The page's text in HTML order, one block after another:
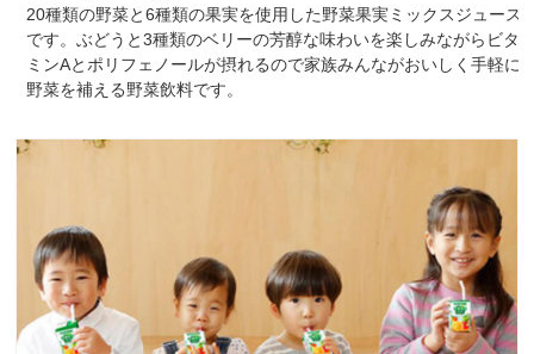
20種類の野菜と6種類の果実を使用した野菜果実ミックスジュース
です。ぶどうと3種類のベリーの芳醇な味わいを楽しみながらビタ
ミンAとポリフェノールが摂れるので家族みんながおいしく手軽に
野菜を補える野菜飲料です。